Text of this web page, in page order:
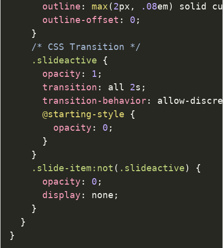
outline : max(2px , .08em)
solid
outline-offset : 0 ;
}
/* CSS Transition */
.slideactive
{
opacity : 1 ;
transition : all 2s ;
transition-behavior:
allow-
@starting-style
{
opacity : 0 ;
}
}
.slide-item :not ( .slideactive)
{
opacity : 0 ;
display : none ;
}
}
}